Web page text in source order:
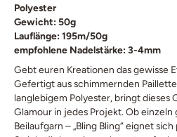
Polyester
Gewicht: 50g
Lauflänge: 195m/50g
empfohlene Nadelstärke: 3-4mm
Gebt euren Kreationen das gewisse
Gefertigt aus schimmernden
langlebigem Polyester, bringt dieses
Glamour in jedes Projekt. Ob einzeln
Beilaufgarn – „Bling Bling“ eignet